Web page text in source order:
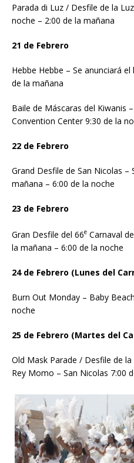
Parada di Luz / Desfile de la
noche – 2:00 de la mañana
21 de Febrero
Hebbe Hebbe – Se anunciará
de la mañana
Baile de Máscaras del Kiwanis
Convention Center 9:30 de la
22 de Febrero
Grand Desfile de San Nicolas –
mañana – 6:00 de la noche
23 de Febrero
Gran Desfile del 66e Carnaval
la mañana – 6:00 de la noche
24 de Febrero (Lunes del
Burn Out Monday – Baby
noche
25 de Febrero (Martes del
Old Mask Parade / Desfile de
Rey Momo – San Nicolas 7:00